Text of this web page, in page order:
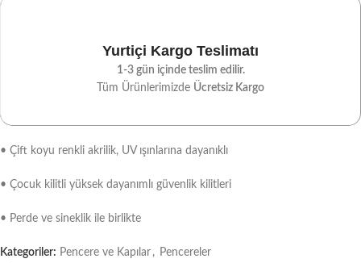
Yurtiçi Kargo Teslimatı
1-3 gün içinde teslim edilir.
Tüm Ürünlerimizde Ücretsiz Kargo
• Çift koyu renkli akrilik, UV ışınlarına dayanıklı
• Çocuk kilitli yüksek dayanımlı güvenlik kilitleri
• Perde ve sineklik ile birlikte
Kategoriler: Pencere ve Kapılar , Pencereler